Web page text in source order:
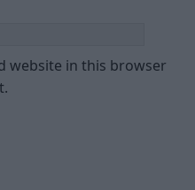
website in this browser